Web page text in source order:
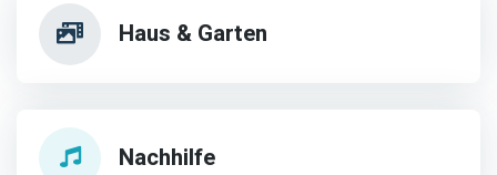
Haus & Garten
Nachhilfe